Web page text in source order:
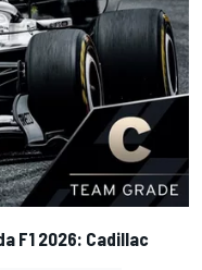
F1 2026: Cadillac